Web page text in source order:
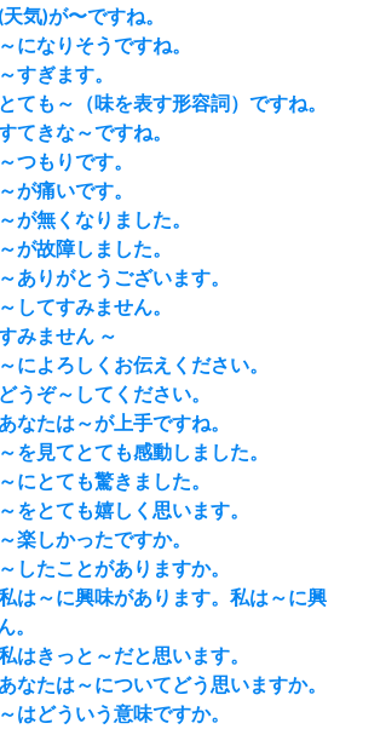
気)が〜ですね。
になりそうですね。
すぎます。
ても～（味を表す形容詞）ですね。
てきな～ですね。
つもりです。
が痛いです。
が無くなりました。
が故障しました。
ありがとうございます。
してすみません。
みません ～
によろしくお伝えください。
うぞ～してください。
なたは～が上手ですね。
を見てとても感動しました。
にとても驚きました。
をとても嬉しく思います。
楽しかったですか。
したことがありますか。
は～に興味があります。私は～に興
。
はきっと～だと思います。
なたは～についてどう思いますか。
はどういう意味ですか。